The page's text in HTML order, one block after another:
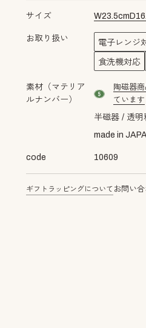
サイズ W23.5cm D
お取り扱い 電子レンジ
食洗機対応
素材（マテリア
ルナンバー）
material
陶磁器
ています
半磁器 透明
made in
code 10609
ギフトラッピングについて お問い